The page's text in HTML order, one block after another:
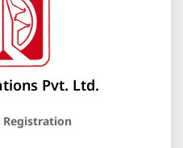
Pvt. Ltd.